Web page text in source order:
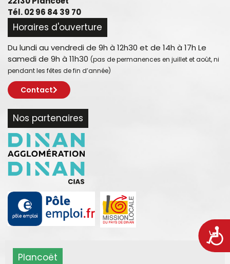
Tél. 02 96 84 39 70
Horaires d'ouverture
Du lundi au vendredi de 9h à 12h30 et de 14h à 17h Le
samedi de 9h à 11h30 (pas de permanences en juillet et août, ni
pendant les fêtes de fin d’année)
Contact
Nos partenaires
Plancoët